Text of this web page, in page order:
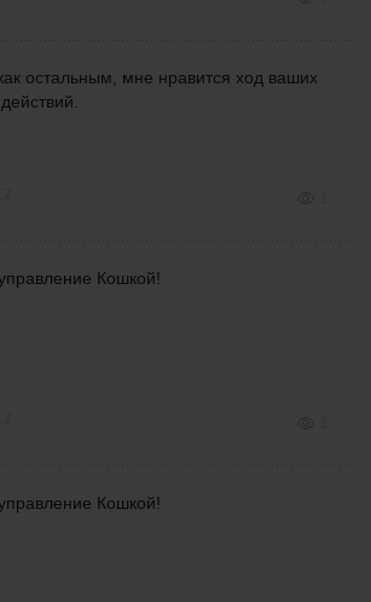
остальным, мне нравится ход ваших
Кошкой!
Кошкой!